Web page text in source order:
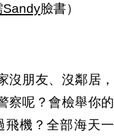
Sandy臉書）
沒朋友、沒鄰居，
察呢？會檢舉你的
飛機？全部海天一